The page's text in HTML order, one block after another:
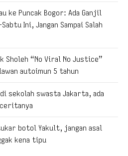
ke Puncak Bogor: Ada Ganjil
Sabtu Ini, Jangan Sampai Salah
Sholeh “No Viral No Justice”
autoimun 5 tahun
sekolah swasta Jakarta, ada
botol Yakult, jangan asal
kena tipu